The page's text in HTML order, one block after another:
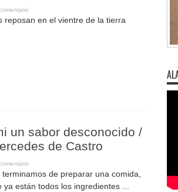
reposan en el vientre de la tierra
un sabor desconocido /
de Castro
terminamos de preparar una comida,
ya están todos los ingredientes ...